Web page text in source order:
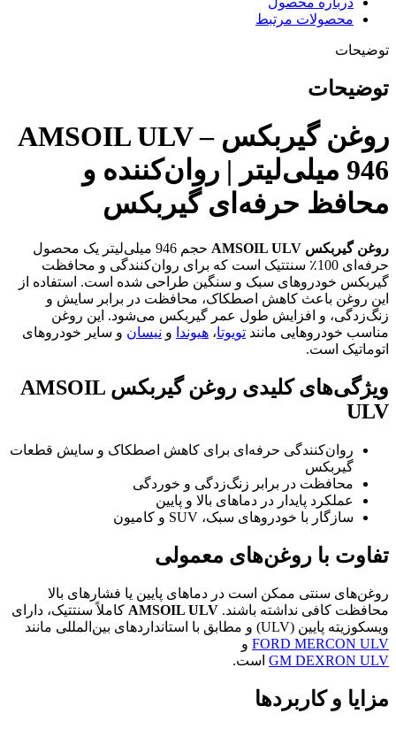
محصولات مرتبط
توضیحات
توضیحات
روغن گیربکس AMSOIL ULV –
946 میلی‌لیتر | روان‌کننده و
محافظ حرفه‌ای گیربکس
روغن گیربکس AMSOIL ULV
حجم 946 میلی‌لیتر یک محصول
حرفه‌ای 100٪ سنتتیک است که برای روان‌کنندگی و محافظت
گیربکس خودروهای سبک و سنگین طراحی شده است. استفاده از
این روغن باعث کاهش اصطکاک، محافظت در برابر سایش و
زنگ‌زدگی، و افزایش طول عمر گیربکس می‌شود. این روغن
مناسب خودروهایی مانند تویوتا، هیوندا و نیسان و سایر خودروهای
اتوماتیک است.
ویژگی‌های کلیدی روغن گیربکس AMSOIL
ULV
روان‌کنندگی حرفه‌ای برای کاهش اصطکاک و سایش قطعات
گیربکس
محافظت در برابر زنگ‌زدگی و خوردگی
عملکرد پایدار در دماهای بالا و پایین
سازگار با خودروهای سبک، SUV و کامیون
تفاوت با روغن‌های معمولی
روغن‌های سنتی ممکن است در دماهای پایین یا فشارهای بالا
محافظت کافی نداشته باشند. AMSOIL ULV کاملاً سنتتیک، دارای
ویسکوزیته پایین (ULV) و مطابق با استانداردهای بین‌المللی مانند
FORD MERCON ULV و
GM DEXRON ULV است.
مزایا و کاربردها